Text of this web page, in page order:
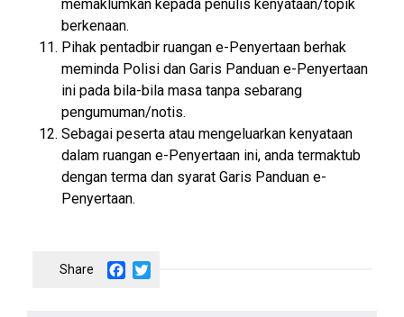
memaklumkan kepada penulis kenyataan/topik
berkenaan.
Pihak pentadbir ruangan e-Penyertaan berhak
meminda Polisi dan Garis Panduan e-Penyertaan
ini pada bila-bila masa tanpa sebarang
pengumuman/notis.
Sebagai peserta atau mengeluarkan kenyataan
dalam ruangan e-Penyertaan ini, anda termaktub
dengan terma dan syarat Garis Panduan e-
Penyertaan.
Facebook